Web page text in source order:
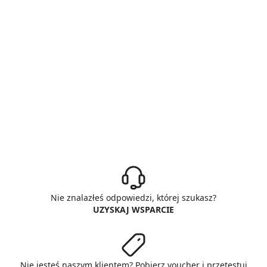
Nie znalazłeś odpowiedzi, której szukasz?
UZYSKAJ WSPARCIE